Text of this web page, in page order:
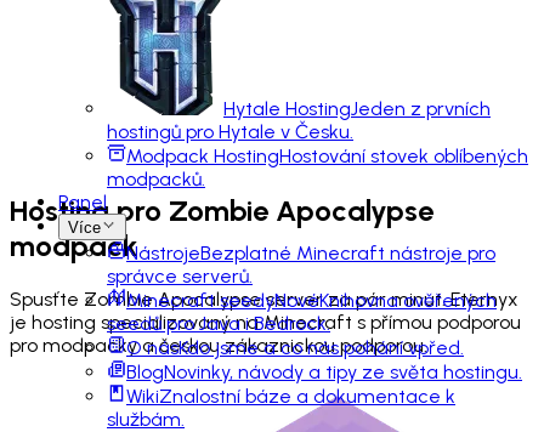
Hytale HostingJeden z prvních
hostingů pro Hytale v Česku.
Modpack HostingHostování stovek oblíbených
modpacků.
Panel
Více
NástrojeBezplatné Minecraft nástroje pro
správce serverů.
Minecraft seedyNovéKnihovna ověřených
seedů pro Java i Bedrock.
O násKdo jsme a co nás pohání vpřed.
BlogNovinky, návody a tipy ze světa hostingu.
WikiZnalostní báze a dokumentace k
službám.
Hosting pro Zombie Apocalypse
modpack
Spusťte Zombie Apocalypse server za pár minut. Eternyx
je hosting specializovaný na Minecraft s přímou podporou
pro modpacky a českou zákaznickou podporou.